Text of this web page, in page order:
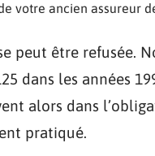
votre ancien assureur
peut être refusée.
dans les années
alors dans
pratiqué.